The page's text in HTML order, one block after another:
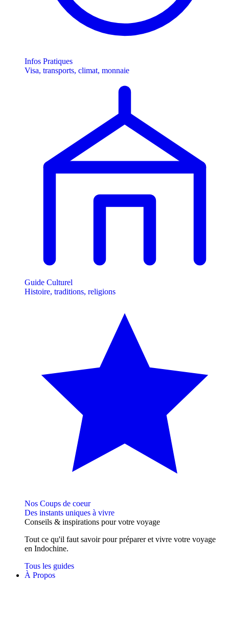
Infos Pratiques
Visa, transports, climat, monnaie
Guide Culturel
Histoire, traditions, religions
Nos Coups de coeur
Des instants uniques à vivre
Conseils & inspirations pour votre voyage
Tout ce qu'il faut savoir pour préparer et vivre votre voyage
en Indochine.
Tous les guides
À Propos